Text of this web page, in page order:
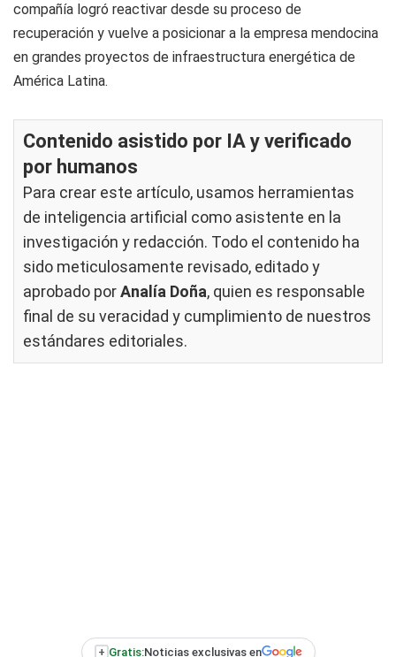
compañía logró reactivar desde su proceso de
recuperación y vuelve a posicionar a la empresa mendocina
en grandes proyectos de infraestructura energética de
América Latina.
Contenido asistido por IA y verificado
por humanos
Para crear este artículo, usamos herramientas
de inteligencia artificial como asistente en la
investigación y redacción. Todo el contenido ha
sido meticulosamente revisado, editado y
aprobado porAnalía Doña, quien es responsable
final de su veracidad y cumplimiento de nuestros
estándares editoriales.
+ Gratis:Noticias exclusivas en